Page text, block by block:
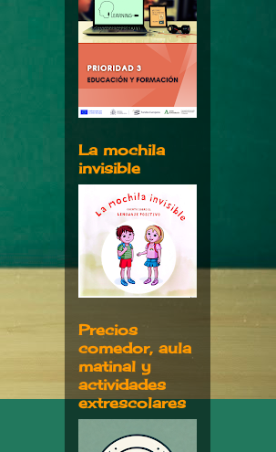
La mochila
invisible
Precios
comedor, aula
matinal y
actividades
extrescolares